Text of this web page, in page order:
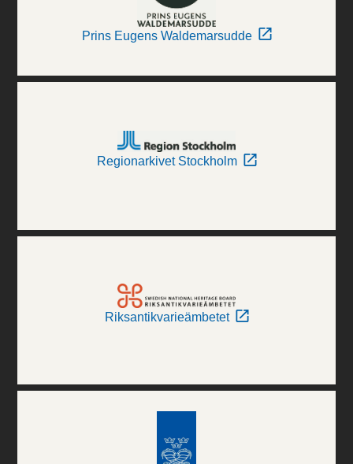
Prins Eugens Waldemarsudde
Regionarkivet Stockholm
Riksantikvarieämbetet